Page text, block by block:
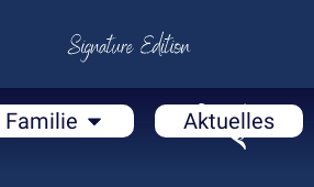
Familie Aktuelles